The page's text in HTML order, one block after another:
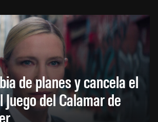
de planes y cancela el
del Calamar de